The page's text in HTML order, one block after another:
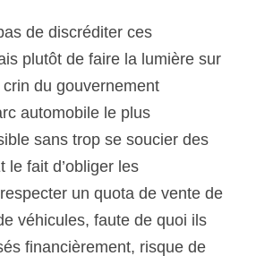
de discréditer ces
plutôt de faire la lumière sur
du gouvernement
automobile le plus
sans trop se soucier des
le fait d’obliger les
un quota de vente de
véhicules, faute de quoi ils
financièrement, risque de